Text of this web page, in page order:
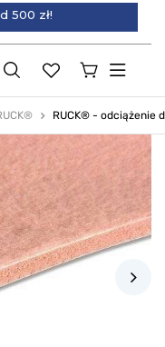
500 zł!
RUCK® - odciążenie